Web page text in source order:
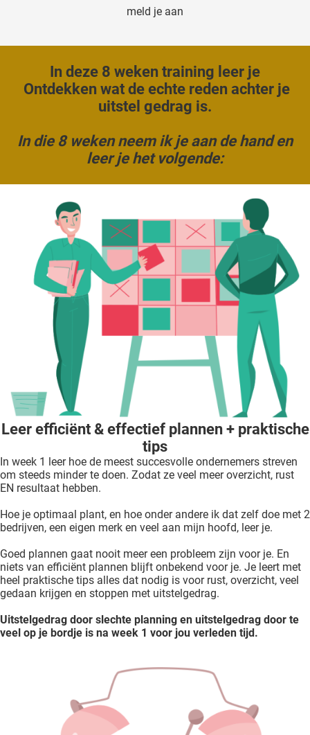
meld je aan
In deze 8 weken training leer je
Ontdekken wat de echte reden achter je
uitstel gedrag is.
In die 8 weken neem ik je aan de hand en
leer je het volgende:
Leer efficiënt & effectief plannen + praktische
tips
In week 1 leer hoe de meest succesvolle ondernemers streven
om steeds minder te doen. Zodat ze veel meer overzicht, rust
EN resultaat hebben.
Hoe je optimaal plant, en hoe onder andere ik dat zelf doe met 2
bedrijven, een eigen merk en veel aan mijn hoofd, leer je.
Goed plannen gaat nooit meer een probleem zijn voor je. En
niets van efficiënt plannen blijft onbekend voor je. Je leert met
heel praktische tips alles dat nodig is voor rust, overzicht, veel
gedaan krijgen en stoppen met uitstelgedrag.
Uitstelgedrag door slechte planning en uitstelgedrag door te
veel op je bordje is na week 1 voor jou verleden tijd.